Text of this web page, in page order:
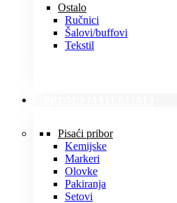
Ostalo
Ručnici
Šalovi/buffovi
Tekstil
Pisaći pribor
Kemijske
Markeri
Olovke
Pakiranja
Setovi